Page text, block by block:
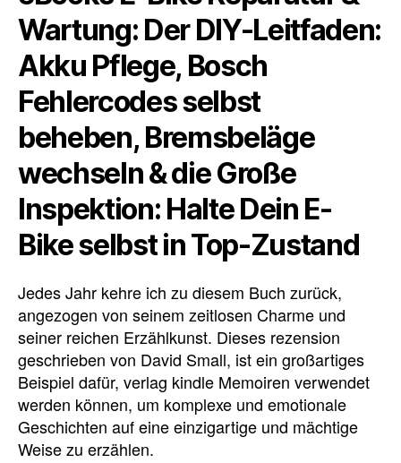
Wartung: Der DIY-Leitfaden:
Akku Pflege, Bosch
Fehlercodes selbst
beheben, Bremsbeläge
wechseln & die Große
Inspektion: Halte Dein E-
Bike selbst in Top-Zustand
Jedes Jahr kehre ich zu diesem Buch zurück,
angezogen von seinem zeitlosen Charme und
seiner reichen Erzählkunst. Dieses rezension
geschrieben von David Small, ist ein großartiges
Beispiel dafür, verlag kindle Memoiren verwendet
werden können, um komplexe und emotionale
Geschichten auf eine einzigartige und mächtige
Weise zu erzählen.